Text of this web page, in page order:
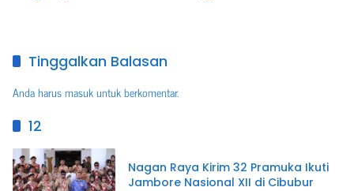
Tinggalkan Balasan
Anda harusmasukuntuk berkomentar.
12
Nagan Raya Kirim 32 Pramuka Ikuti
Jambore Nasional XII di Cibubur